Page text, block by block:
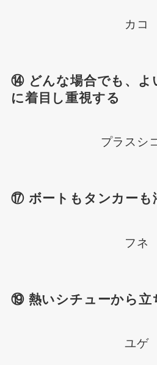
カコ
⑭ どんな場合でも、よ
に着目し重視する
プラスシ
⑰ ボートもタンカーも
フネ
⑲ 熱いシチューから立
ユゲ